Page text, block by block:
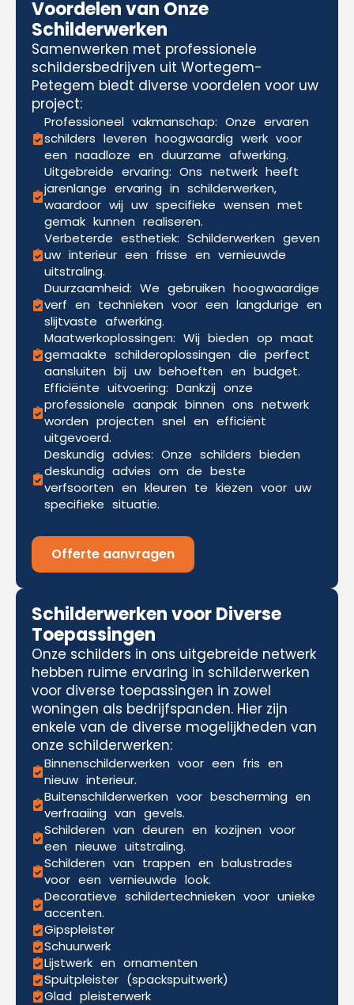
Voordelen van Onze
Schilderwerken
Samenwerken met professionele
schildersbedrijven uit Wortegem-
Petegem biedt diverse voordelen voor uw
project:
Professioneel vakmanschap: Onze ervaren
schilders leveren hoogwaardig werk voor
een naadloze en duurzame afwerking.
Uitgebreide ervaring: Ons netwerk heeft
jarenlange ervaring in schilderwerken,
waardoor wij uw specifieke wensen met
gemak kunnen realiseren.
Verbeterde esthetiek: Schilderwerken geven
uw interieur een frisse en vernieuwde
uitstraling.
Duurzaamheid: We gebruiken hoogwaardige
verf en technieken voor een langdurige en
slijtvaste afwerking.
Maatwerkoplossingen: Wij bieden op maat
gemaakte schilderoplossingen die perfect
aansluiten bij uw behoeften en budget.
Efficiënte uitvoering: Dankzij onze
professionele aanpak binnen ons netwerk
worden projecten snel en efficiënt
uitgevoerd.
Deskundig advies: Onze schilders bieden
deskundig advies om de beste
verfsoorten en kleuren te kiezen voor uw
specifieke situatie.
Offerte aanvragen
Schilderwerken voor Diverse
Toepassingen
Onze schilders in ons uitgebreide netwerk
hebben ruime ervaring in schilderwerken
voor diverse toepassingen in zowel
woningen als bedrijfspanden. Hier zijn
enkele van de diverse mogelijkheden van
onze schilderwerken:
Binnenschilderwerken voor een fris en
nieuw interieur.
Buitenschilderwerken voor bescherming en
verfraaiing van gevels.
Schilderen van deuren en kozijnen voor
een nieuwe uitstraling.
Schilderen van trappen en balustrades
voor een vernieuwde look.
Decoratieve schildertechnieken voor unieke
accenten.
Gipspleister
Schuurwerk
Lijstwerk en ornamenten
Spuitpleister (spackspuitwerk)
Glad pleisterwerk